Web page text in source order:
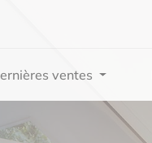
ventes